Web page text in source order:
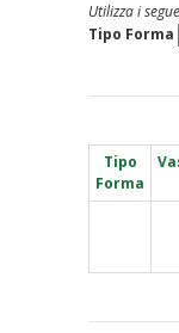
Utilizza i
Tipo Forma
Tipo
Forma